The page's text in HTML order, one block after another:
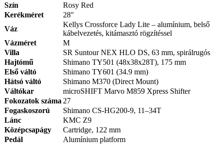
Szín
Rosy Red
Kerékméret
28″
Váz
Kellys Crossforce Lady Lite – alumínium, belső
kábelvezetés, kitámasztó rögzítéssel
Vázméret
M
Villa
SR Suntour NEX HLO DS, 63 mm, spirálrugós
Hajtómű
Shimano TY501 (48x38x28T), 175 mm
Első váltó
Shimano TY601 (34.9 mm)
Hátsó váltó
Shimano M370 (Direct Mount)
Váltókar
microSHIFT Marvo M859 Xpress Shifter
Fokozatok száma 27
Fogaskoszorú
Shimano CS-HG200-9, 11–34T
Lánc
KMC Z9
Középcsapágy
Cartridge, 122 mm
Pedál
Alumínium platform